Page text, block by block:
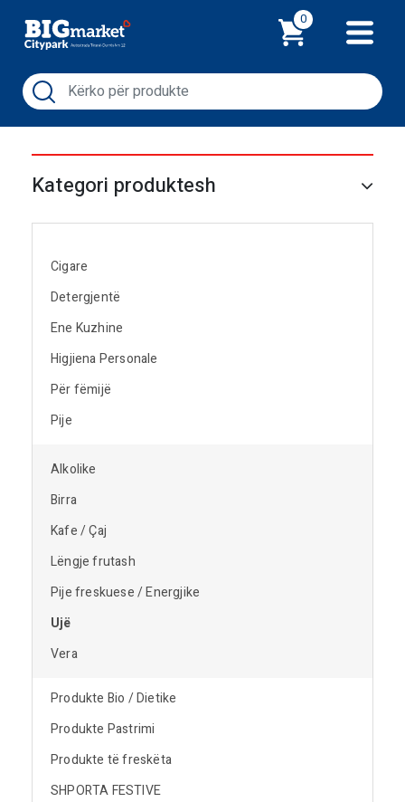
0
Kategori produktesh
Cigare
Detergjentë
Ene Kuzhine
Higjiena Personale
Për fëmijë
Pije
Alkolike
Birra
Kafe / Çaj
Lëngje frutash
Pije freskuese / Energjike
Ujë
Vera
Produkte Bio / Dietike
Produkte Pastrimi
Produkte të freskëta
SHPORTA FESTIVE